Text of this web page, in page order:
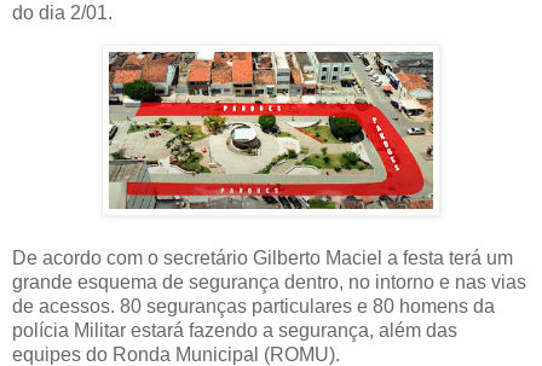
do dia 2/01.
De acordo com o secretário Gilberto Maciel a festa terá um
grande esquema de segurança dentro, no intorno e nas vias
de acessos. 80 seguranças particulares e 80 homens da
polícia Militar estará fazendo a segurança, além das
equipes do Ronda Municipal (ROMU).